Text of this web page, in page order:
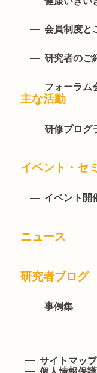
会員制度と
研究者のご
フォーラム
主な活動
研修プログ
イベント・セ
イベント開
ニュース
研究者ブログ
事例集
サイトマップ